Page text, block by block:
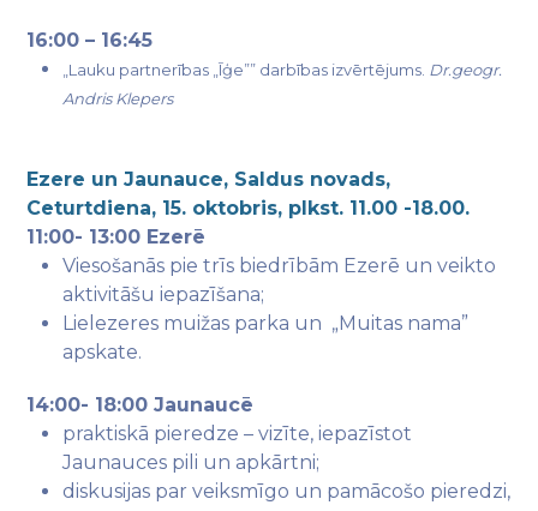
16:00 – 16:45
„Lauku partnerības „Īģe”” darbības izvērtējums. Dr.geogr.
Andris Klepers
Ezere un Jaunauce, Saldus novads,
Ceturtdiena, 15. oktobris, plkst. 11.00 -18.00.
11:00- 13:00 Ezerē
Viesošanās pie trīs biedrībām Ezerē un veikto
aktivitāšu iepazīšana;
Lielezeres muižas parka un „Muitas nama”
apskate.
14:00- 18:00 Jaunaucē
praktiskā pieredze – vizīte, iepazīstot
Jaunauces pili un apkārtni;
diskusijas par veiksmīgo un pamācošo pieredzi,